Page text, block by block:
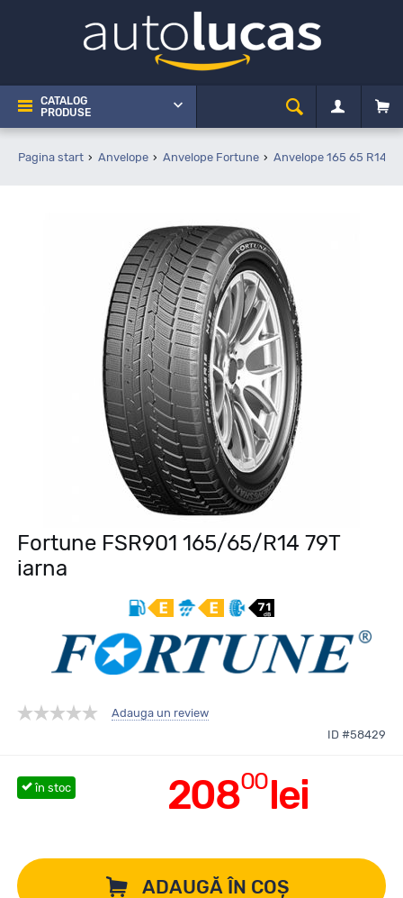
CATALOG
PRODUSE
Pagina start Anvelope Anvelope Fortune Anvelope 165 65 R14
Fortune FSR901 165/65/R14 79T
iarna
Adauga un review
ID #58429
20800lei
în stoc
ADAUGĂ ÎN COȘ